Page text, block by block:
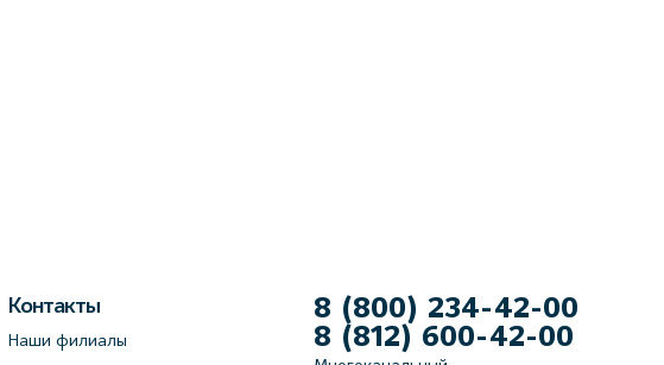
Контакты
Наши филиалы
8 (800) 234-42-00
8 (812) 600-42-00